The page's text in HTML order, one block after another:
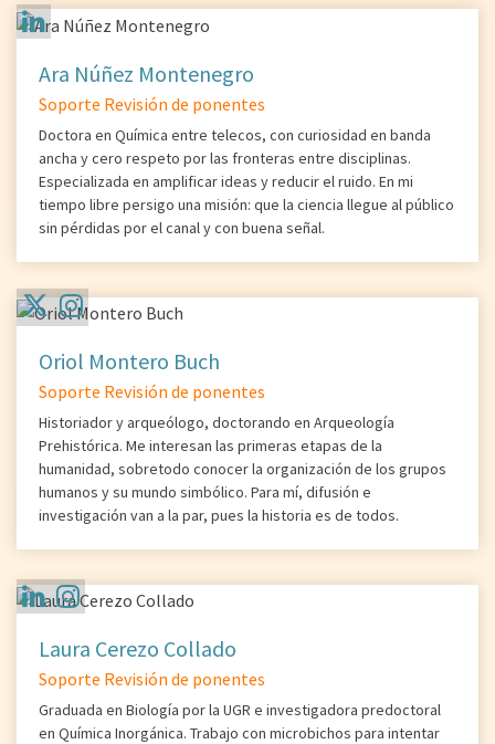
Ara Núñez Montenegro
Soporte Revisión de ponentes
Doctora en Química entre telecos, con curiosidad en banda
ancha y cero respeto por las fronteras entre disciplinas.
Especializada en amplificar ideas y reducir el ruido. En mi
tiempo libre persigo una misión: que la ciencia llegue al público
sin pérdidas por el canal y con buena señal.
Oriol Montero Buch
Soporte Revisión de ponentes
Historiador y arqueólogo, doctorando en Arqueología
Prehistórica. Me interesan las primeras etapas de la
humanidad, sobretodo conocer la organización de los grupos
humanos y su mundo simbólico. Para mí, difusión e
investigación van a la par, pues la historia es de todos.
Laura Cerezo Collado
Soporte Revisión de ponentes
Graduada en Biología por la UGR e investigadora predoctoral
en Química Inorgánica. Trabajo con microbichos para intentar